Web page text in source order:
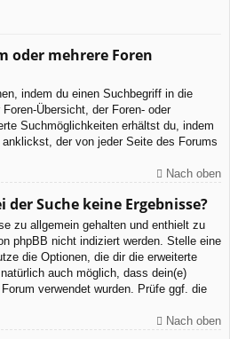
oder mehrere Foren
indem du einen Suchbegriff in die
Übersicht, der Foren- oder
Suchmöglichkeiten erhältst du, indem
anklickst, der von jeder Seite des Forums
Nach oben
Suche keine Ergebnisse?
zu allgemein gehalten und enthielt zu
phpBB nicht indiziert werden. Stelle eine
die Optionen, die dir die erweiterte
auch möglich, dass dein(e)
verwendet wurden. Prüfe ggf. die
Nach oben